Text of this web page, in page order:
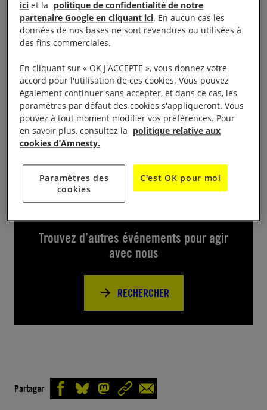
Adra, Hamdan Ballal, Rachel Szor et Yuval Abraham
En présence des réalisateurs du film Au cinéma Le
Méliès à Montreuil, le jeudi 31 octobre 2024 à
20h30
Près de chez vous
Trouvez d’autres événements pour agir
avec nous
RECHERCHER
Partager
ici et la politique de confidentialité de notre
partenaire Google en cliquant ici. En aucun cas les
données de nos bases ne sont revendues ou utilisées à
des fins commerciales.
En cliquant sur « OK J'ACCEPTE », vous donnez votre
accord pour l'utilisation de ces cookies. Vous pouvez
également continuer sans accepter, et dans ce cas, les
paramètres par défaut des cookies s'appliqueront. Vous
pouvez à tout moment modifier vos préférences. Pour
en savoir plus, consultez la politique relative aux
cookies d’Amnesty.
Paramètres des
cookies
C'est OK pour moi